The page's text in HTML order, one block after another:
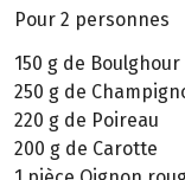
Pour 2 personnes
150 g de Boulghour
250 g de
220 g de Poireau
200 g de Carotte